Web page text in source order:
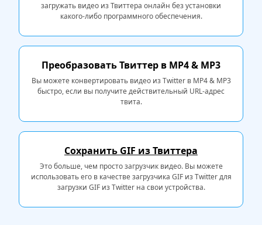
загружать видео из Твиттера онлайн без установки
какого-либо программного обеспечения.
Преобразовать Твиттер в MP4 & MP3
Вы можете конвертировать видео из Twitter в MP4 & MP3
быстро, если вы получите действительный URL-адрес
твита.
Сохранить GIF из Твиттера
Это больше, чем просто загрузчик видео. Вы можете
использовать его в качестве загрузчика GIF из Twitter для
загрузки GIF из Twitter на свои устройства.